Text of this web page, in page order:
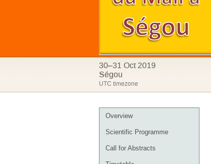
30–31 Oct 2019
Ségou
UTC timezone
Event
menu
Overview
Scientific Programme
Call for Abstracts